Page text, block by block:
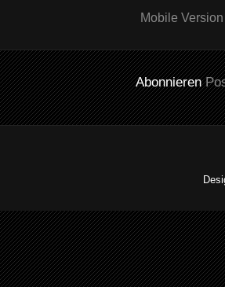
Mobile
Abonnieren